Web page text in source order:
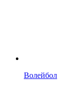
Волейбол